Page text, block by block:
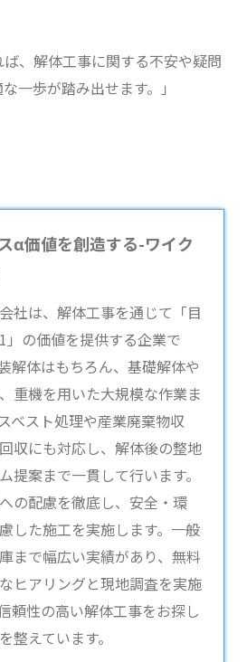
ば、解体工事に関する不安や疑問
一歩が踏み出せます。」
α価値を創造する-ワイク
社は、 解体工事を通じて「目
」の価値を提供する企業で
解体はもちろん、基礎解体や
重機を用いた大規模な作業ま
ベスト処理や産業廃棄物収
収にも対応し、解体後の整地
提案まで一貫して行います。
の配慮を徹底し、安全・環
した施工を実施します。一般
まで幅広い実績があり、無料
ヒアリングと現地調査を実施
頼性の高い解体工事をお探し
整えています。